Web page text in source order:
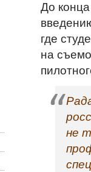
До
где
на
не